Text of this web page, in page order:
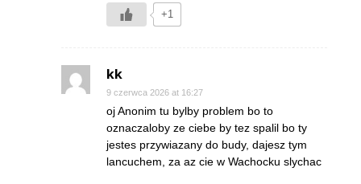
+1
kk
9 czerwca 2026 at 16:27
oj Anonim tu bylby problem bo to
oznaczaloby ze ciebe by tez spalil bo ty
jestes przywiazany do budy, dajesz tym
lancuchem, za az cie w Wachocku slychac